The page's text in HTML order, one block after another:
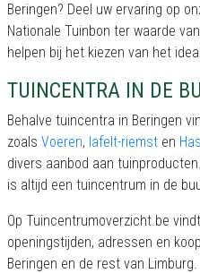
Beringen? Deel uw ervaring op
Nationale Tuinbon ter waarde
helpen bij het kiezen van het
TUINCENTRA IN DE
Behalve tuincentra in Beringen
zoals Voeren, lafelt-riemst en
divers aanbod aan
is altijd een tuincentrum in de
Op Tuincentrumoverzicht.be
openingstijden, adressen en
Beringen en de rest van